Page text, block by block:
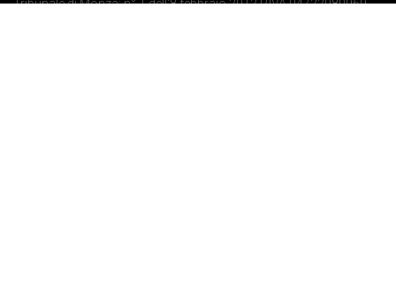
Tribunale di Monza: n° 1 dell'8 febbraio 2012 P.IVA 04722080969 -